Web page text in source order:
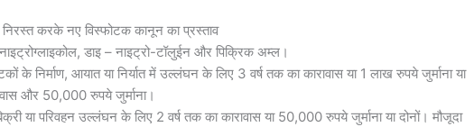
निरस्त करके नए विस्फोटक कानून का प्रस्ताव
डाइ – नाइट्रो-टॉलुईन और पिक्रिक अम्ल।
के निर्माण, आयात या निर्यात में उल्लंघन के लिए 3 वर्ष तक का कारावास या 1 लाख रुपये जुर्माना या
और 50,000 रुपये जुर्माना।
या परिवहन उल्लंघन के लिए 2 वर्ष तक का कारावास या 50,000 रुपये जुर्माना या दोनों। मौजूदा